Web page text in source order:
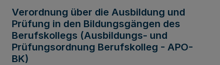
Verordnung über die Ausbildung und
Prüfung in den Bildungsgängen des
Berufskollegs (Ausbildungs- und
Prüfungsordnung Berufskolleg - APO-
BK)